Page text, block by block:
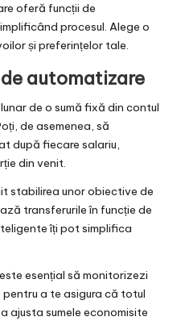
oferă funcții de
procesul. Alege o
și preferințelor tale.
automatizare
de o sumă fixă din contul
de asemenea, să
după fiecare salariu,
din venit.
stabilirea unor obiective de
transferurile în funcție de
îți pot simplifica
esențial să monitorizezi
a te asigura că totul
ajusta sumele economisite